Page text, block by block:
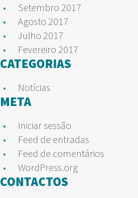
Setembro 2017
Agosto 2017
Julho 2017
Fevereiro 2017
CATEGORIAS
Notícias
META
Iniciar sessão
Feed de entradas
Feed de comentários
WordPress.org
CONTACTOS